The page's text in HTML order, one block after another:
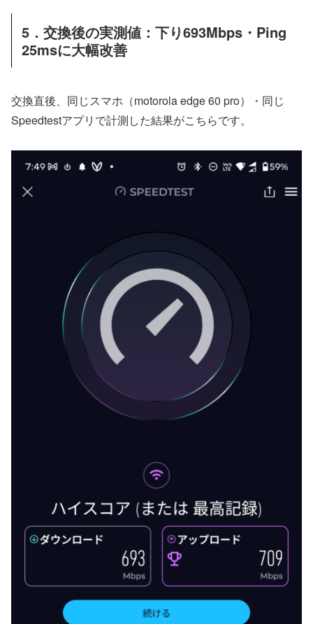
5．交換後の実測値：下り693Mbps・Ping
25msに大幅改善
交換直後、同じスマホ（motorola edge 60 pro）・同じ
Speedtestアプリで計測した結果がこちらです。